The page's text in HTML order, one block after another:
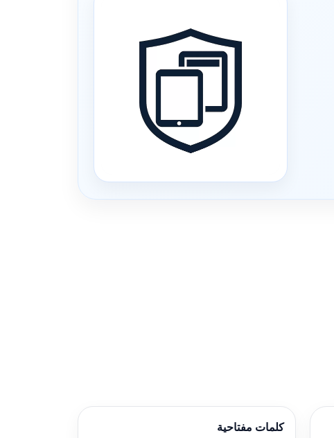
كلمات مفتاحية